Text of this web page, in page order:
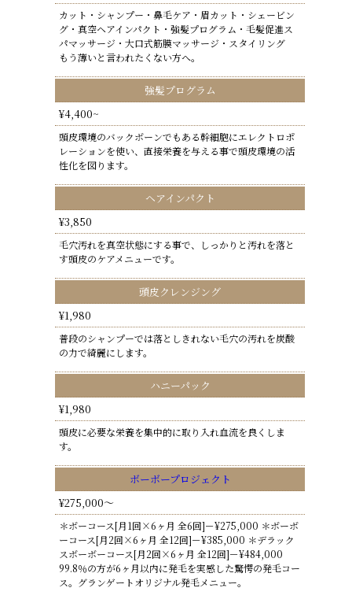
カット・シャンプー・鼻毛ケア・眉カット・シェービン
グ・真空ヘアインパクト・強髪プログラム・毛髪促進ス
パマッサージ・大口式筋膜マッサージ・スタイリング
もう薄いと言われたくない方へ。
強髪プログラム
¥4,400~
頭皮環境のバックボーンでもある幹細胞にエレクトロポ
レーションを使い、直接栄養を与える事で頭皮環境の活
性化を図ります。
ヘアインパクト
¥3,850
毛穴汚れを真空状態にする事で、しっかりと汚れを落と
す頭皮のケアメニューです。
頭皮クレンジング
¥1,980
普段のシャンプーでは落としきれない毛穴の汚れを炭酸
の力で綺麗にします。
ハニーパック
¥1,980
頭皮に必要な栄養を集中的に取り入れ血流を良くしま
す。
ボーボープロジェクト
¥275,000～
＊ボーコース[月1回×6ヶ月 全6回]－¥275,000 ＊ボーボ
ーコース[月2回×6ヶ月 全12回]－¥385,000 ＊デラック
スボーボーコース[月2回×6ヶ月 全12回]－¥484,000
99.8％の方が6ヶ月以内に発毛を実感した驚愕の発毛コー
ス。グランゲートオリジナル発毛メニュー。